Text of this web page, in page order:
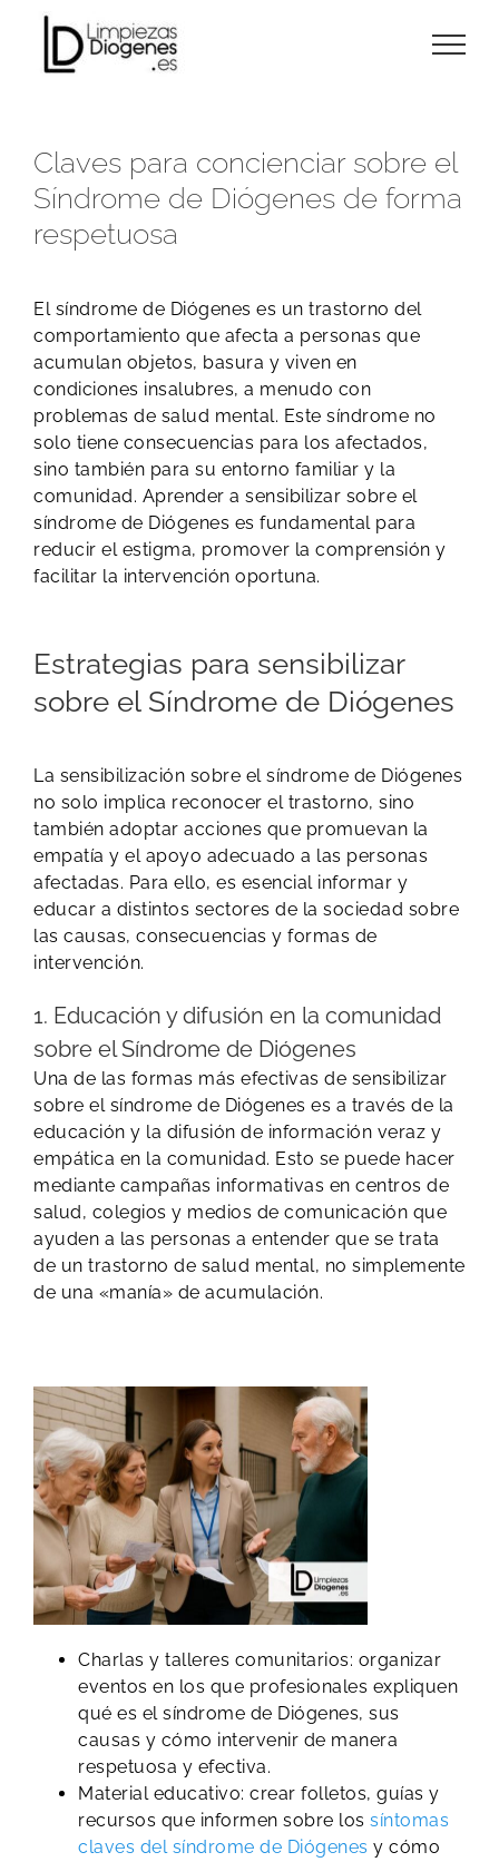
content
Claves para concienciar sobre el
Síndrome de Diógenes de forma
respetuosa
El síndrome de Diógenes es un trastorno del
comportamiento que afecta a personas que
acumulan objetos, basura y viven en
condiciones insalubres, a menudo con
problemas de salud mental. Este síndrome no
solo tiene consecuencias para los afectados,
sino también para su entorno familiar y la
comunidad. Aprender a sensibilizar sobre el
síndrome de Diógenes es fundamental para
reducir el estigma, promover la comprensión y
facilitar la intervención oportuna.
Estrategias para sensibilizar
sobre el Síndrome de Diógenes
​La sensibilización sobre el síndrome de Diógenes
no solo implica reconocer el trastorno, sino
también adoptar acciones que promuevan la
empatía y el apoyo adecuado a las personas
afectadas. Para ello, es esencial informar y
educar a distintos sectores de la sociedad sobre
las causas, consecuencias y formas de
intervención.
1. Educación y difusión en la comunidad
sobre el Síndrome de Diógenes
Una de las formas más efectivas de sensibilizar
sobre el síndrome de Diógenes es a través de la
educación y la difusión de información veraz y
empática en la comunidad. Esto se puede hacer
mediante campañas informativas en centros de
salud, colegios y medios de comunicación que
ayuden a las personas a entender que se trata
de un trastorno de salud mental, no simplemente
de una «manía» de acumulación.
Charlas y talleres comunitarios: organizar
eventos en los que profesionales expliquen
qué es el síndrome de Diógenes, sus
causas y cómo intervenir de manera
respetuosa y efectiva.
Material educativo: crear folletos, guías y
recursos que informen sobre los síntomas
claves del síndrome de Diógenes y cómo